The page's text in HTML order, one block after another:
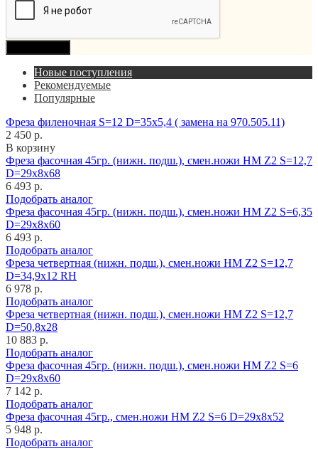
Новые поступления
Рекомендуемые
Популярные
Фреза филеночная S=12 D=35x5,4 ( замена на 970.505.11)
2 450 р.
В корзину
Фреза фасочная 45гр. (нижн. подш.), смен.ножи HM Z2 S=12,7
D=29x8x68
6 493 р.
Подобрать аналог
Фреза фасочная 45гр. (нижн. подш.), смен.ножи HM Z2 S=6,35
D=29x8x60
6 493 р.
Подобрать аналог
Фреза четвертная (нижн. подш.), смен.ножи HM Z2 S=12,7
D=34,9x12 RH
6 978 р.
Подобрать аналог
Фреза четвертная (нижн. подш.), смен.ножи HM Z2 S=12,7
D=50,8x28
10 883 р.
Подобрать аналог
Фреза фасочная 45гр. (нижн. подш.), смен.ножи HM Z2 S=6
D=29x8x60
7 142 р.
Подобрать аналог
Фреза фасочная 45гр., смен.ножи HM Z2 S=6 D=29x8x52
5 948 р.
Подобрать аналог